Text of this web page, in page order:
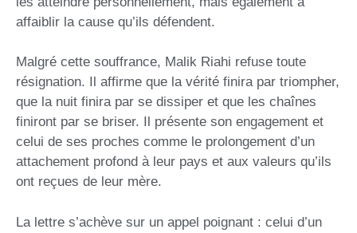
affaiblir la cause qu’ils défendent.
Malgré cette souffrance, Malik Riahi refuse toute
résignation. Il affirme que la vérité finira par triompher,
que la nuit finira par se dissiper et que les chaînes
finiront par se briser. Il présente son engagement et
celui de ses proches comme le prolongement d’un
attachement profond à leur pays et aux valeurs qu’ils
ont reçues de leur mère.
La lettre s’achève sur un appel poignant : celui d’un